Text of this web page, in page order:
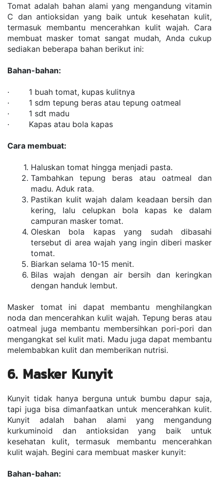
Tomat adalah bahan alami yang mengandung vitamin
C dan antioksidan yang baik untuk kesehatan kulit,
termasuk membantu mencerahkan kulit wajah. Cara
membuat masker tomat sangat mudah, Anda cukup
sediakan beberapa bahan berikut ini:
Bahan-bahan:
·        1 buah tomat, kupas kulitnya
·        1 sdm tepung beras atau tepung oatmeal
·        1 sdt madu
·        Kapas atau bola kapas
Cara membuat:
Haluskan tomat hingga menjadi pasta.
Tambahkan tepung beras atau oatmeal dan
madu. Aduk rata.
Pastikan kulit wajah dalam keadaan bersih dan
kering, lalu celupkan bola kapas ke dalam
campuran masker tomat.
Oleskan bola kapas yang sudah dibasahi
tersebut di area wajah yang ingin diberi masker
tomat.
Biarkan selama 10-15 menit.
Bilas wajah dengan air bersih dan keringkan
dengan handuk lembut.
Masker tomat ini dapat membantu menghilangkan
noda dan mencerahkan kulit wajah. Tepung beras atau
oatmeal juga membantu membersihkan pori-pori dan
mengangkat sel kulit mati. Madu juga dapat membantu
melembabkan kulit dan memberikan nutrisi.
6. Masker Kunyit
Kunyit tidak hanya berguna untuk bumbu dapur saja,
tapi juga bisa dimanfaatkan untuk mencerahkan kulit.
Kunyit adalah bahan alami yang mengandung
kurkuminoid dan antioksidan yang baik untuk
kesehatan kulit, termasuk membantu mencerahkan
kulit wajah. Begini cara membuat masker kunyit:
Bahan-bahan: